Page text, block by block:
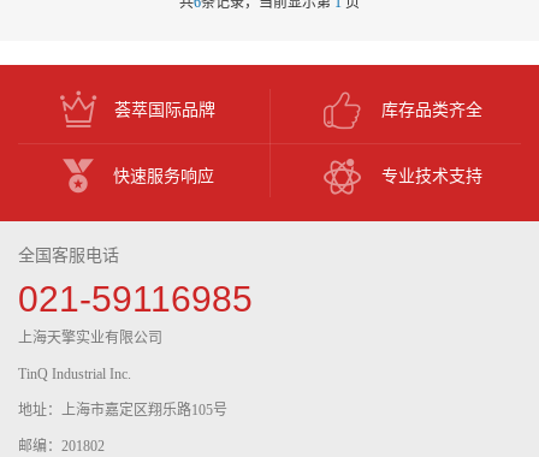
荟萃国际品牌 库存品类齐全
快速服务响应 专业技术支持
全国客服电话
021-59116985
上海天擎实业有限公司
TinQ Industrial Inc.
地址：上海市嘉定区翔乐路105号
邮编：201802